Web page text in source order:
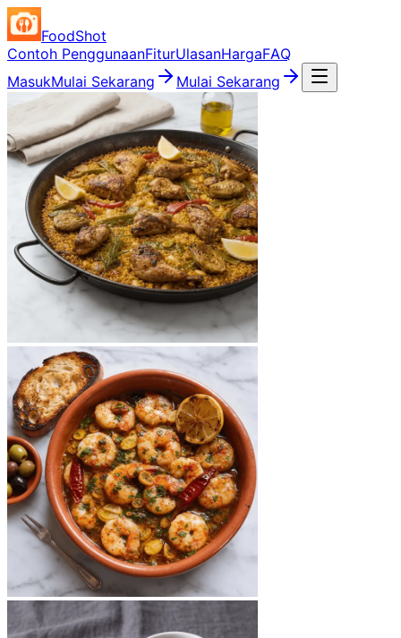
FoodShot
Contoh PenggunaanFiturUlasanHargaFAQ
MasukMulai Sekarang Mulai Sekarang